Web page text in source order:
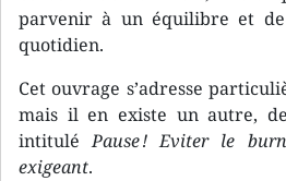
parvenir à un équilibre et
quotidien.
Cet ouvrage s’adresse
mais il en existe un autre,
intituléPause ! Eviter le
exigeant.